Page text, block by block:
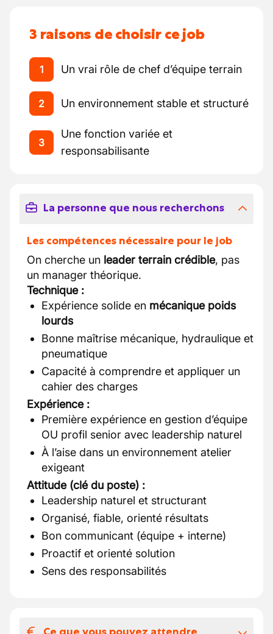
3 raisons de choisir ce job
1 Un vrai rôle de chef d’équipe terrain
2 Un environnement stable et structuré
3
Une fonction variée et
responsabilisante
La personne que nous recherchons
Les compétences nécessaire pour le job
On cherche un leader terrain crédible, pas
un manager théorique.
Technique :
Expérience solide en mécanique poids
lourds
Bonne maîtrise mécanique, hydraulique et
pneumatique
Capacité à comprendre et appliquer un
cahier des charges
Expérience :
Première expérience en gestion d’équipe
OU profil senior avec leadership naturel
À l’aise dans un environnement atelier
exigeant
Attitude (clé du poste) :
Leadership naturel et structurant
Organisé, fiable, orienté résultats
Bon communicant (équipe + interne)
Proactif et orienté solution
Sens des responsabilités